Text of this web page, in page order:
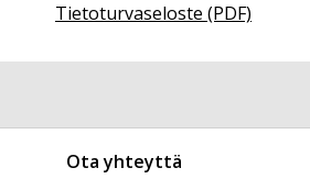
Tietoturvaseloste (PDF)
Ota yhteyttä